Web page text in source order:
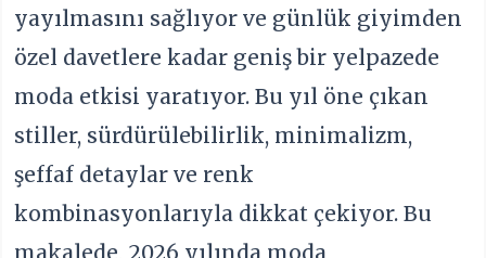
yayılmasını sağlıyor ve günlük giyimden
özel davetlere kadar geniş bir yelpazede
moda etkisi yaratıyor. Bu yıl öne çıkan
stiller, sürdürülebilirlik, minimalizm,
şeffaf detaylar ve renk
kombinasyonlarıyla dikkat çekiyor. Bu
makalede, 2026 yılında moda